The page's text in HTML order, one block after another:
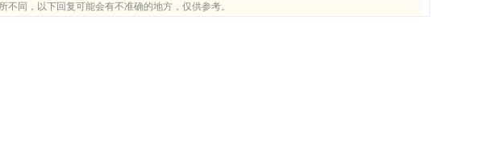
同，以下回复可能会有不准确的地方，仅供参考。